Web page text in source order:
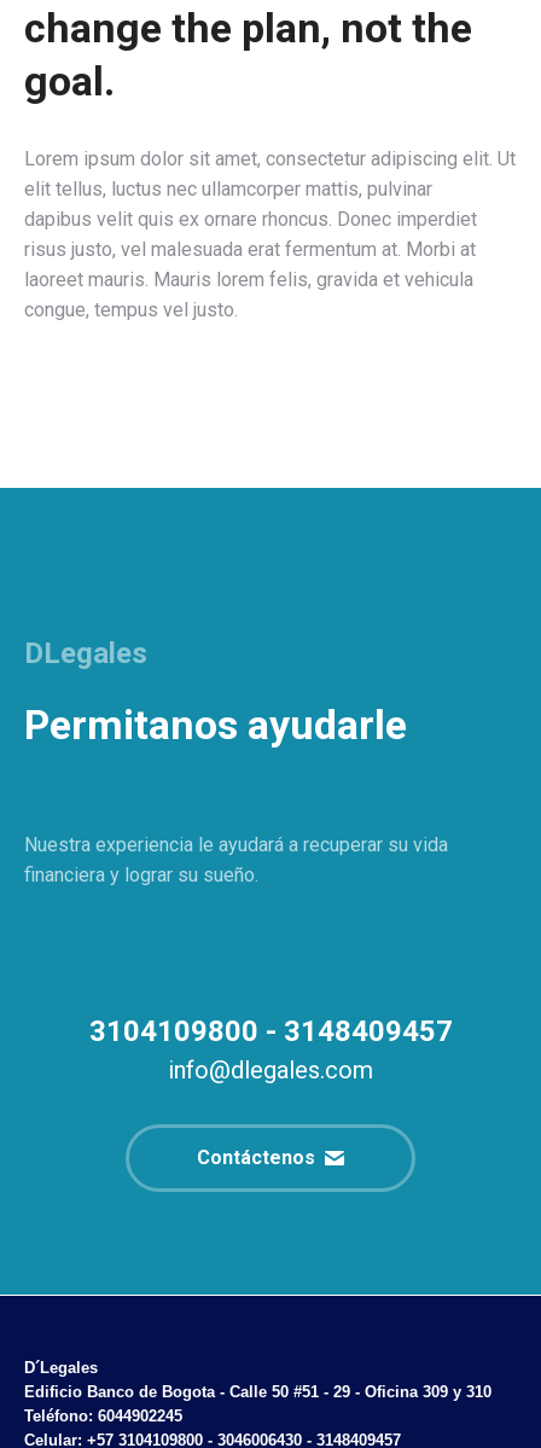
change the plan, not the
goal.
Lorem ipsum dolor sit amet, consectetur adipiscing elit. Ut
elit tellus, luctus nec ullamcorper mattis, pulvinar
dapibus velit quis ex ornare rhoncus. Donec imperdiet
risus justo, vel malesuada erat fermentum at. Morbi at
laoreet mauris. Mauris lorem felis, gravida et vehicula
congue, tempus vel justo.
DLegales
Permitanos ayudarle
Nuestra experiencia le ayudará a recuperar su vida
financiera y lograr su sueño.
3104109800 - 3148409457
info@dlegales.com
Contáctenos
D´Legales
Edificio Banco de Bogota - Calle 50 #51 - 29 - Oficina 309 y 310
Teléfono: 6044902245
Celular: +57 3104109800 - 3046006430 - 3148409457